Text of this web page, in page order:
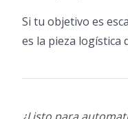
Si tu objetivo es
es la pieza logística